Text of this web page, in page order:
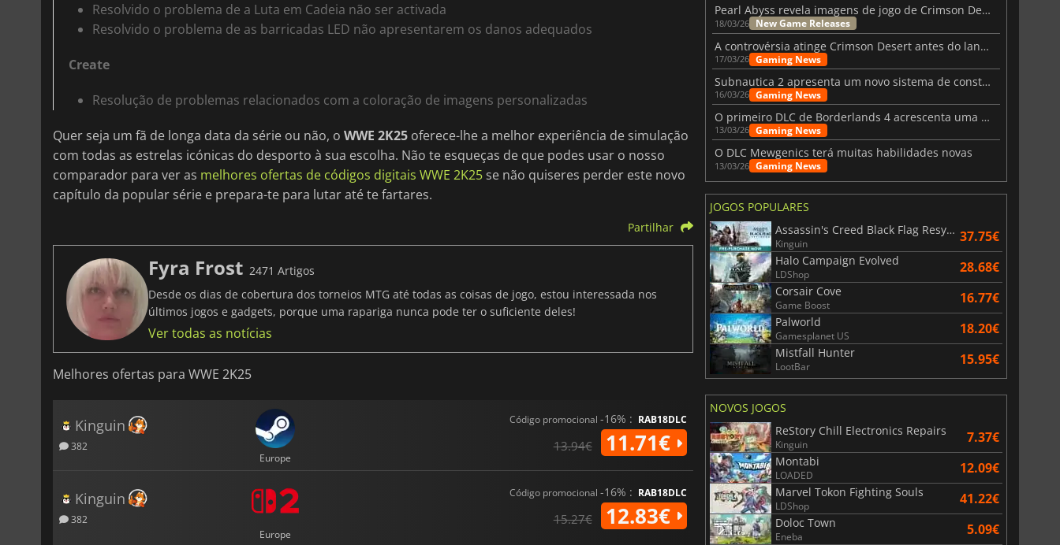
Resolvido o problema de a Luta em Cadeia não ser activada
Resolvido o problema de as barricadas LED não apresentarem os danos adequados
Create
Resolução de problemas relacionados com a coloração de imagens personalizadas
Quer seja um fã de longa data da série ou não, o WWE 2K25 oferece-lhe a melhor experiência de simulação
com todas as estrelas icónicas do desporto à sua escolha. Não te esqueças de que podes usar o nosso
comparador para ver as melhores ofertas de códigos digitais WWE 2K25 se não quiseres perder este novo
capítulo da popular série e prepara-te para lutar até te fartares.
Partilhar
Fyra Frost 2471 Artigos
Desde os dias de cobertura dos torneios MTG até todas as coisas de jogo, estou interessada nos
últimos jogos e gadgets, porque uma rapariga nunca pode ter o suficiente deles!
Ver todas as notícias
Melhores ofertas para WWE 2K25
Kinguin
382
Europe
Código promocional -16% : RAB18DLC
13.94€ 11.71€
Kinguin
382
Europe
Código promocional -16% : RAB18DLC
15.27€ 12.83€
Pearl Abyss revela imagens de jogo de Crimson Desert para a PS5
18/03/26 New Game Releases
A controvérsia atinge Crimson Desert antes do lançamento
17/03/26 Gaming News
Subnautica 2 apresenta um novo sistema de construção de bases
16/03/26 Gaming News
O primeiro DLC de Borderlands 4 acrescenta uma nova personagem e muito mais
13/03/26 Gaming News
O DLC Mewgenics terá muitas habilidades novas
13/03/26 Gaming News
JOGOS POPULARES
Assassin's Creed Black Flag Resynced
Kinguin 37.75€
Halo Campaign Evolved
LDShop 28.68€
Corsair Cove
Game Boost 16.77€
Palworld
Gamesplanet US 18.20€
Mistfall Hunter
LootBar 15.95€
NOVOS JOGOS
ReStory Chill Electronics Repairs
Kinguin 7.37€
Montabi
LOADED 12.09€
Marvel Tokon Fighting Souls
LDShop 41.22€
Doloc Town
Eneba 5.09€